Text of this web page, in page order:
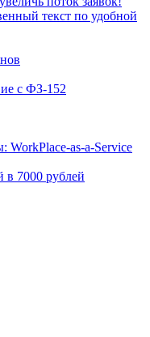
текст по удобной
с ФЗ-152
WorkPlace-as-a-Service
в 7000 рублей